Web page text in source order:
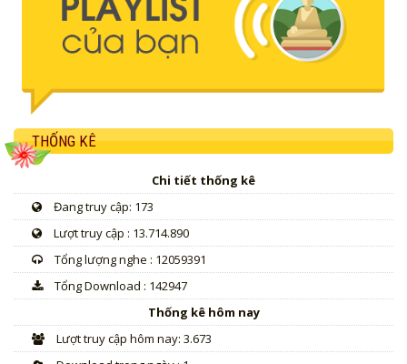
THỐNG KÊ
Chi tiết thống kê
Đang truy cập: 173
Lượt truy cập : 13.714.890
Tổng lượng nghe : 12059391
Tổng Download : 142947
Thống kê hôm nay
Lượt truy cập hôm nay: 3.673